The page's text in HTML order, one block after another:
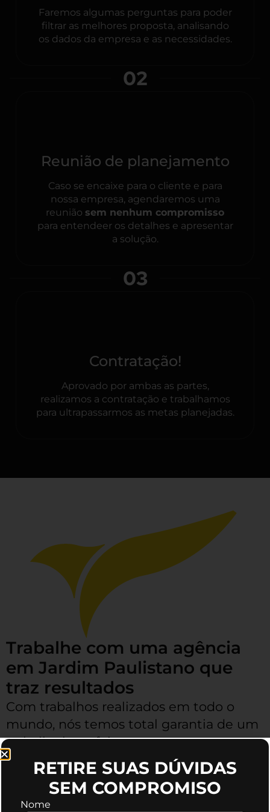
Faremos algumas perguntas para poder
filtrar as melhores proposta, analisando
os dados da empresa e as necessidades.
02
Reunião de planejamento
Caso se encaixe para o cliente e para
nossa empresa, agendaremos uma
reunião sem nenhum compromisso
para entendeer os detalhes e apresentar
a solução.
03
Contratação!
Aprovado por ambas as partes,
realizamos a contratação e trabalhamos
para ultrapassarmos as metas planejadas.
Trabalhe com uma agência
em Jardim Paulistano que
traz resultados
Com trabalhos realizados em todo o
mundo, nós temos total garantia de um
trabalho bem feito, as pessoas que
trabalham conosco podem aprovar os
resultados.
RETIRE SUAS DÚVIDAS
SEM COMPROMISO
Nome